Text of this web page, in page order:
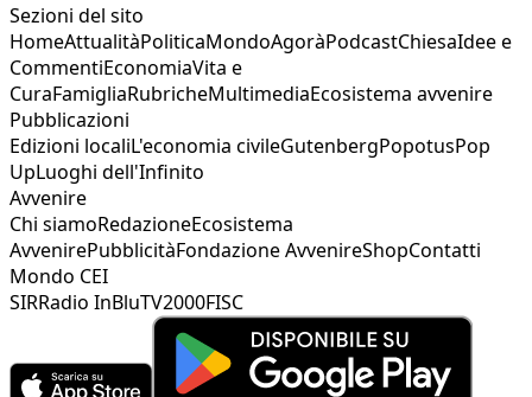
Sezioni del sito
HomeAttualitàPoliticaMondoAgoràPodcastChiesaIdee e
CommentiEconomiaVita e
CuraFamigliaRubricheMultimediaEcosistema avvenire
Pubblicazioni
Edizioni localiL'economia civileGutenbergPopotusPop
UpLuoghi dell'Infinito
Avvenire
Chi siamoRedazioneEcosistema
AvvenirePubblicitàFondazione AvvenireShopContatti
Mondo CEI
SIRRadio InBluTV2000FISC